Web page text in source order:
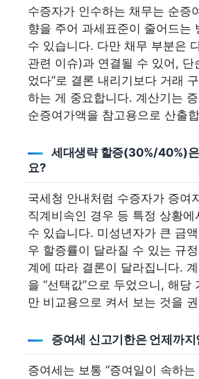
수증자가 인수하는 채무는 순증
향을 주어 과세표준이 줄어드는
수 있습니다. 다만 채무 부분은
관련 이슈)과 연결될 수 있어, 단
었다”로 결론 내리기보다 거래
하는 게 중요합니다. 계산기는
순증여가액을 참고용으로 산출
세대생략 할증(30%/40%)
요?
국세청 안내처럼 수증자가 증여
직계비속인 경우 등 특정 상황에
수 있습니다. 미성년자가 큰 금
우 할증률이 달라질 수 있는 규
계에 따라 결론이 달라집니다.
을 “선택값”으로 두었으니, 해당
만 비교용으로 켜서 보는 것을
증여세 신고기한은 언제까
증여세는 보통 “증여일이 속하